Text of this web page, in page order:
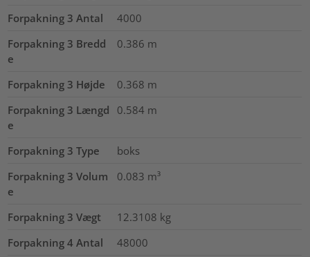
Forpakning 3 Antal
4000
Forpakning 3 Bredd
e
0.386 m
Forpakning 3 Højde 0.368 m
Forpakning 3 Længd
e
0.584 m
Forpakning 3 Type
boks
Forpakning 3 Volum
e
0.083 m³
Forpakning 3 Vægt 12.3108 kg
Forpakning 4 Antal
48000